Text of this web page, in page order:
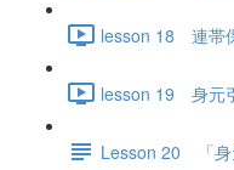
lesson 18 連帯
lesson 19 身元
Lesson 20 「身